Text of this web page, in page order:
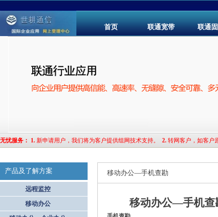
首页 联通宽带 联通
无忧服务 ： 1. 新申请用户，我们将为客户提供组网技术支持。 2. 转网客户，如客户
移动办公—手机查勘
移动办公—手机查
产品及了解方案
远程监控
移动办公